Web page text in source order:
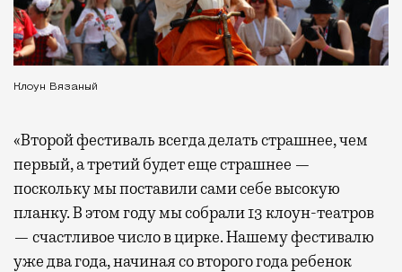
Клоун Вязаный
«Второй фестиваль всегда делать страшнее, чем
первый, а третий будет еще страшнее —
поскольку мы поставили сами себе высокую
планку. В этом году мы собрали 13 клоун-театров
— счастливое число в цирке. Нашему фестивалю
уже два года, начиная со второго года ребенок